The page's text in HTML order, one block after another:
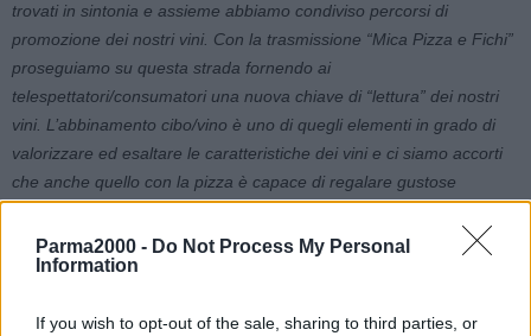
Parma2000 - Do Not Process My Personal
Information
If you wish to opt-out of the sale, sharing to third parties, or
trovati in sintonia e assieme abbiamo condiviso percorsi di
promozione dei nostri vini. Con la trasmissione “Mica Pizza e Fichi”
proseguiamo su questa strada fornendo ai
telespettatori/consumatori una nuova chiave di “lettura” dei nostri
vini. L’abbinamento cibo/vino è uno di quegli elementi in grado di
valorizzare ed esaltare le caratteristiche dei vini e ci siamo accorti
che anche quello con la pizza è capace di regalare gustose
«L’accostamento fra vino e pizza –
insieme alla birra, anzi. Se devo scegliere una regione italiana i cui